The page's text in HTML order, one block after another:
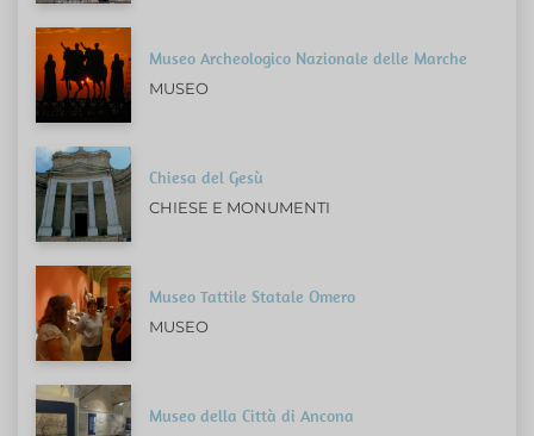
Museo Archeologico Nazionale delle Marche
MUSEO
Chiesa del Gesù
CHIESE E MONUMENTI
Museo Tattile Statale Omero
MUSEO
Museo della Città di Ancona